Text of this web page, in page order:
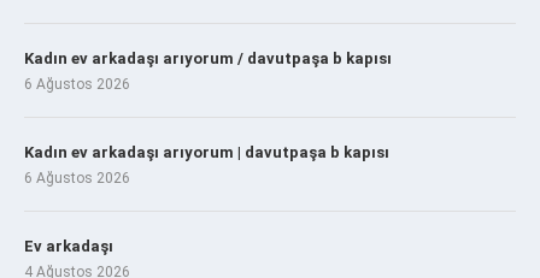
Kadın ev arkadaşı arıyorum / davutpaşa b kapısı
6 Ağustos 2026
Kadın ev arkadaşı arıyorum | davutpaşa b kapısı
6 Ağustos 2026
Ev arkadaşı
4 Ağustos 2026